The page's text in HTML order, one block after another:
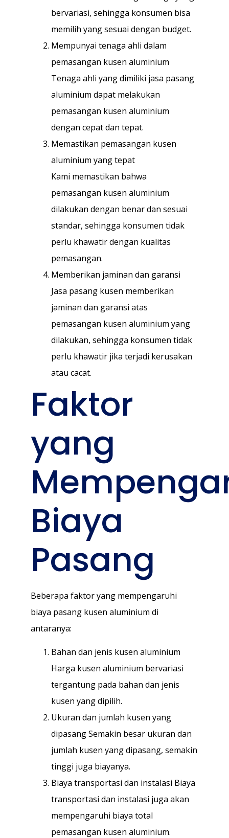
bervariasi, sehingga konsumen bisa
memilih yang sesuai dengan budget.
Mempunyai tenaga ahli dalam
pemasangan kusen aluminium
Tenaga ahli yang dimiliki jasa pasang
aluminium dapat melakukan
pemasangan kusen aluminium
dengan cepat dan tepat.
Memastikan pemasangan kusen
aluminium yang tepat
Kami memastikan bahwa
pemasangan kusen aluminium
dilakukan dengan benar dan sesuai
standar, sehingga konsumen tidak
perlu khawatir dengan kualitas
pemasangan.
Memberikan jaminan dan garansi
Jasa pasang kusen memberikan
jaminan dan garansi atas
pemasangan kusen aluminium yang
dilakukan, sehingga konsumen tidak
perlu khawatir jika terjadi kerusakan
atau cacat.
Faktor
yang
Biaya
Pasang
Beberapa faktor yang mempengaruhi
biaya pasang kusen aluminium di
antaranya:
Bahan dan jenis kusen aluminium
Harga kusen aluminium bervariasi
tergantung pada bahan dan jenis
kusen yang dipilih.
Ukuran dan jumlah kusen yang
dipasang Semakin besar ukuran dan
jumlah kusen yang dipasang, semakin
tinggi juga biayanya.
Biaya transportasi dan instalasi Biaya
transportasi dan instalasi juga akan
mempengaruhi biaya total
pemasangan kusen aluminium.